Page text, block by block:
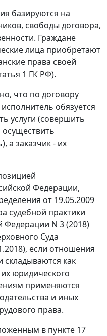
базируются на
свободы договора,
Граждане
лица приобретают
права своей
1 ГК РФ).
что по договору
обязуется
услуги (совершить
а заказчик - их
Федерации,
от 19.05.2009
судебной практики
Федерации N 3 (2018)
Суда
если отношения
складываются как
юридического
применяются
и иных
права.
в пункте 17